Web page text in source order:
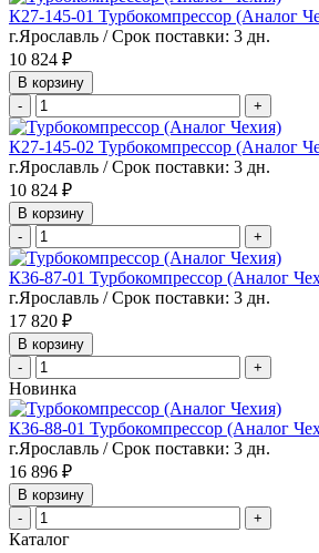
К27-145-01 Турбокомпрессор (Аналог
г.Ярославль / Срок поставки: 3 дн.
10 824 ₽
В корзину
-
+
К27-145-02 Турбокомпрессор (Аналог
г.Ярославль / Срок поставки: 3 дн.
10 824 ₽
В корзину
-
+
К36-87-01 Турбокомпрессор (Аналог
г.Ярославль / Срок поставки: 3 дн.
17 820 ₽
В корзину
-
+
Новинка
К36-88-01 Турбокомпрессор (Аналог
г.Ярославль / Срок поставки: 3 дн.
16 896 ₽
В корзину
-
+
Каталог